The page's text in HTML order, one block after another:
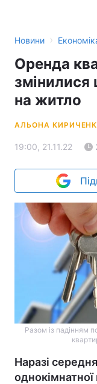
Новини ›
Оренда
змінилися
на житло
АЛЬОНА
19:00, 21.11.22
Разом із падінням
Наразі
однокімнатної